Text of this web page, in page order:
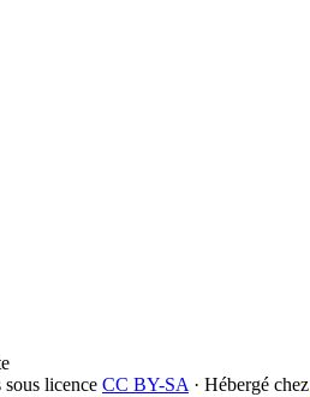
licence CC BY-SA· Hébergé chez